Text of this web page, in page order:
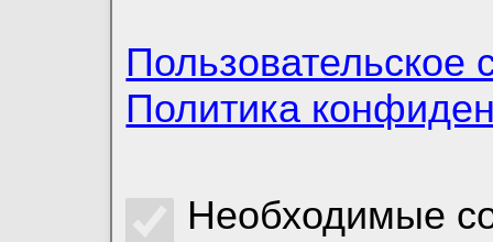
Пользовательское
Политика
Необходимые